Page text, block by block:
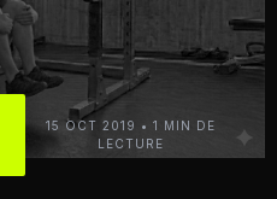
15 OCT 2019 • 1 MIN DE
LECTURE